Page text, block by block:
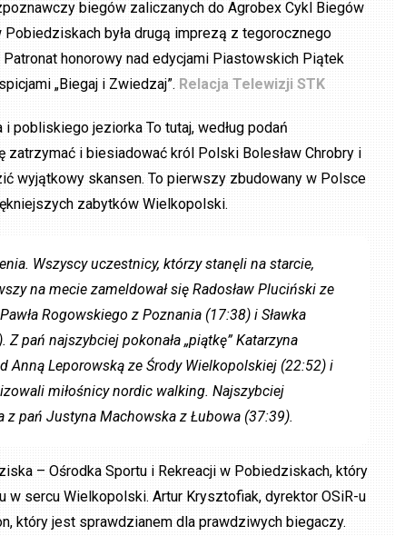
biegów zaliczanych do Agrobex Cykl Biegów
Pobiedziskach była drugą imprezą z tegorocznego
honorowy nad edycjami Piastowskich Piątek
„Biegaj i Zwiedzaj”. Relacja Telewizji STK
pobliskiego jeziorka To tutaj, według podań
i biesiadować król Polski Bolesław Chrobry i
wyjątkowy skansen. To pierwszy zbudowany w Polsce
zabytków Wielkopolski.
Wszyscy uczestnicy, którzy stanęli na starcie,
na mecie zameldował się Radosław Pluciński ze
Rogowskiego z Poznania (17:38) i Sławka
pań najszybciej pokonała „piątkę” Katarzyna
Anną Leporowską ze Środy Wielkopolskiej (22:52) i
miłośnicy nordic walking. Najszybciej
z pań Justyna Machowska z Łubowa (37:39).
– Ośrodka Sportu i Rekreacji w Pobiedziskach, który
w sercu Wielkopolski. Artur Krysztofiak, dyrektor OSiR-u
który jest sprawdzianem dla prawdziwych biegaczy.